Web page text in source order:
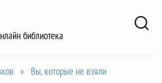
библиотека
» Вы, которые не взяли